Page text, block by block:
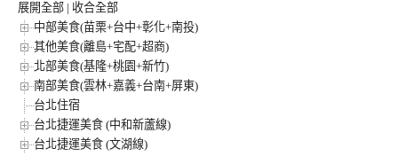
展開全部 | 收合全部
中部美食(苗栗+台中+彰化+南投)
其他美食(離島+宅配+超商)
北部美食(基隆+桃園+新竹)
南部美食(雲林+嘉義+台南+屏東)
台北住宿
台北捷運美食 (中和新蘆線)
台北捷運美食 (文湖線)